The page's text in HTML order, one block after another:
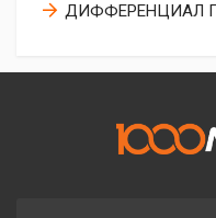
ДИФФЕРЕНЦИАЛ